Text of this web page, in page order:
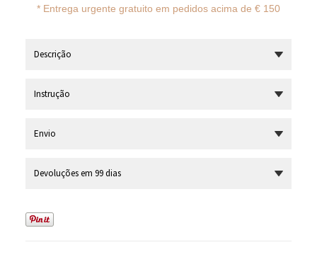
* Entrega urgente gratuito em pedidos acima de € 150
Descrição
Instrução
Envio
Devoluções em 99 dias